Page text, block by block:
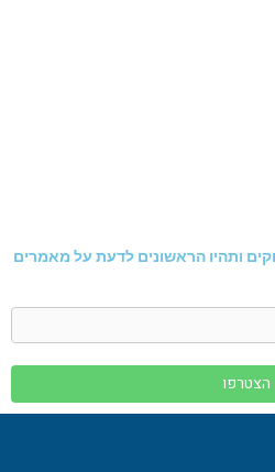
ותהיו הראשונים לדעת על מאמרים